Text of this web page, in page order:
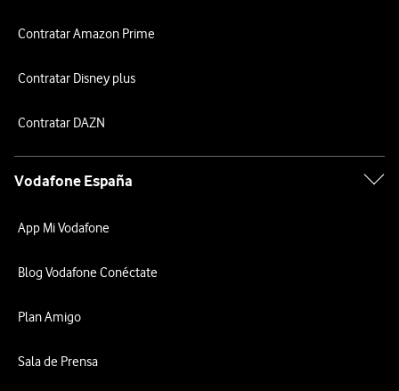
Contratar Amazon Prime
Contratar Disney plus
Contratar DAZN
Vodafone España
App Mi Vodafone
Blog Vodafone Conéctate
Plan Amigo
Sala de Prensa